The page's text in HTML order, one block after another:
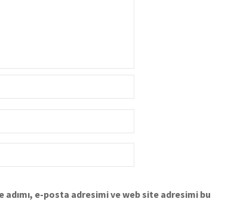
e-posta adresimi ve web site adresimi bu